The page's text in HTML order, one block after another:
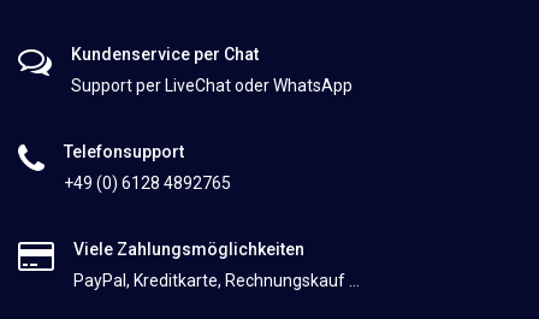
Kundenservice per Chat
Support per LiveChat oder WhatsApp
Telefonsupport
+49 (0) 6128 4892765
Viele Zahlungsmöglichkeiten
PayPal, Kreditkarte, Rechnungskauf ...